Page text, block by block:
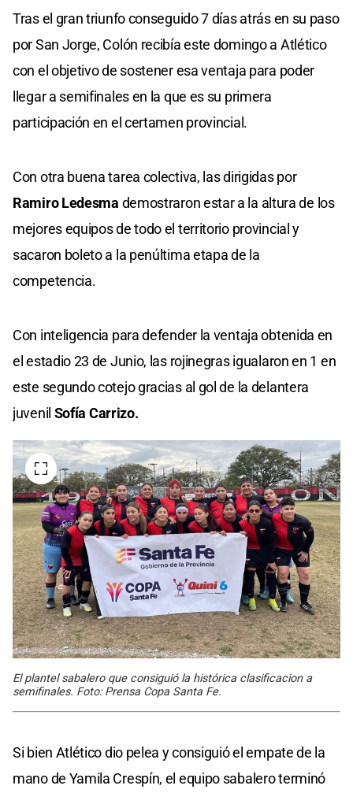
Tras el gran triunfo conseguido 7 días atrás en su paso
por San Jorge, Colón recibía este domingo a Atlético
con el objetivo de sostener esa ventaja para poder
llegar a semifinales en la que es su primera
participación en el certamen provincial.
Con otra buena tarea colectiva, las dirigidas por
Ramiro Ledesma demostraron estar a la altura de los
mejores equipos de todo el territorio provincial y
sacaron boleto a la penúltima etapa de la
competencia.
Con inteligencia para defender la ventaja obtenida en
el estadio 23 de Junio, las rojinegras igualaron en 1 en
este segundo cotejo gracias al gol de la delantera
juvenil Sofía Carrizo.
El plantel sabalero que consiguió la histórica clasificacion a
semifinales. Foto: Prensa Copa Santa Fe.
Si bien Atlético dio pelea y consiguió el empate de la
mano de Yamila Crespín, el equipo sabalero terminó